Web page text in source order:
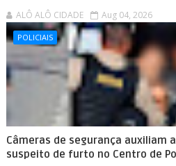
ALÔ ALÔ CIDADE Aug 04, 2026
POLICIAIS
Câmeras de segurança auxiliam
suspeito de furto no Centro de